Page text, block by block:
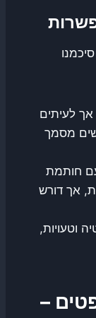
אך לעיתים
מסמך
חותמת
אך דורש
וטעויות,
–